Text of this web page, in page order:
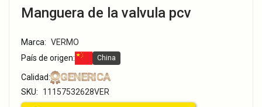
Manguera de la valvula pcv
Marca: VERMO
País de origen:
China
Calidad: GENERICA
SKU: 11157532628VER